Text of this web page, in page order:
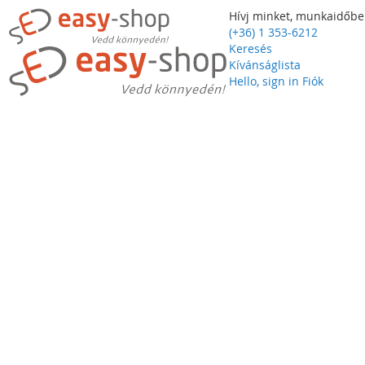
Hívj minket,
(+36) 1 353-6212
Keresés
Kívánságlista
Hello, sign in Fiók